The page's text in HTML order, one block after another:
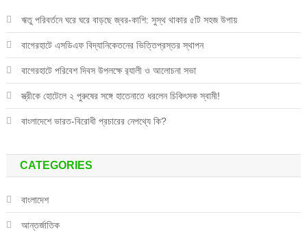
ঋতু পরিবর্তনে ঘরে ঘরে বাড়ছে জ্বর-কাশি: সুস্থ থাকার ৫টি সহজ উপায়
বাগেরহাটে এসডিএফ বিদ্যানিকেতনের ভিত্তিপ্রস্তর স্থাপন
বাগেরহাটে পরিবেশ দিবস উপলক্ষে র‌্যালী ও আলোচনা সভা
স্ত্রীকে হোটেলে ২ পুরুষের সঙ্গে হাতেনাতে ধরলেন চিকিৎসক স্বামী!
বাংলাদেশে ভারত-বিরোধী প্রচারের নেপথ্যে কি?
CATEGORIES
বাংলাদেশ
আন্তর্জাতিক